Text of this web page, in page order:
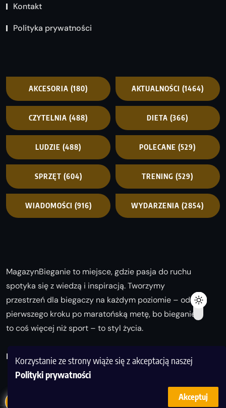
Korzystanie ze strony wiąże się z akceptacją naszej
Polityki prywatności
Akceptuj
Kontakt
Polityka prywatności
AKCESORIA (180) AKTUALNOŚCI (1464)
CZYTELNIA (488) DIETA (366)
LUDZIE (488) POLECANE (529)
SPRZĘT (604) TRENING (529)
WIADOMOŚCI (916) WYDARZENIA (2854)
MagazynBieganie to miejsce, gdzie pasja do ruchu
spotyka się z wiedzą i inspiracją. Tworzymy
przestrzeń dla biegaczy na każdym poziomie – od
pierwszego kroku po maratońską metę, bo bieganie
to coś więcej niż sport – to styl życia.
Biegaj z nami i odkrywaj swoją najlepszą wersję!